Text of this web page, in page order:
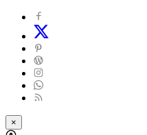
×